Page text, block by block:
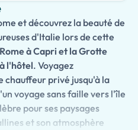
et découvrez la beauté de
d'Italie lors de cette
à Capri et la Grotte
l'hôtel. Voyagez
privé jusqu'à la
voyage sans faille vers l'île
pour ses paysages
et son atmosphère